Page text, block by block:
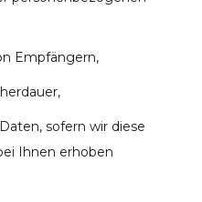
Empfängern,
sofern wir diese
Ihnen erhoben